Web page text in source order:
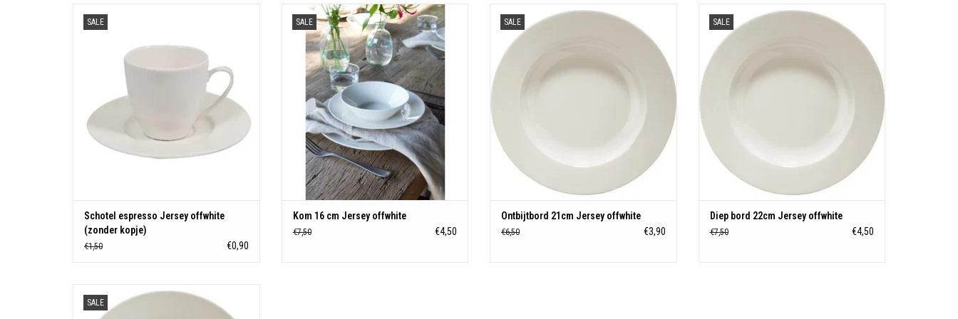
SALE
Schotel espresso Jersey offwhite
(zonder kopje)
€1,50 €0,90
SALE
Kom 16 cm Jersey offwhite
TOEVOEGEN AAN WINKELWAGEN
Kom 16 cm Jersey offwhite
€7,50 €4,50
SALE
Ontbijtbord 21cm Jersey offwhite
TOEVOEGEN AAN WINKELWAGEN
Ontbijtbord 21cm Jersey offwhite
€6,50 €3,90
SALE
Diep bord 22cm Jersey offwhite
TOEVOEGEN AAN WINKELWAGEN
Diep bord 22cm Jersey offwhite
€7,50 €4,50
SALE
Dinerbord 25cm Jersey offwhite
TOEVOEGEN AAN WINKELWAGEN